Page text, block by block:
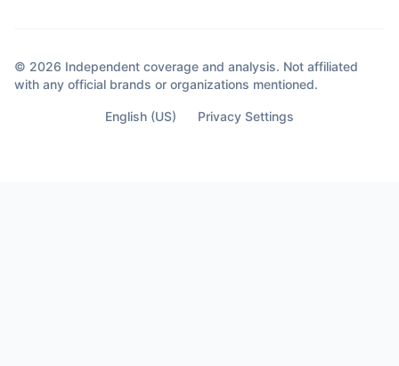
© 2026 Independent coverage and analysis. Not affiliated
with any official brands or organizations mentioned.
English (US) Privacy Settings